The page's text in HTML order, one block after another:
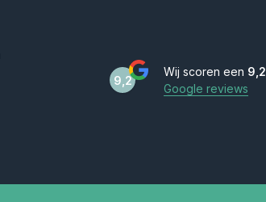
9,2
Wij scoren een 9,2
Google reviews